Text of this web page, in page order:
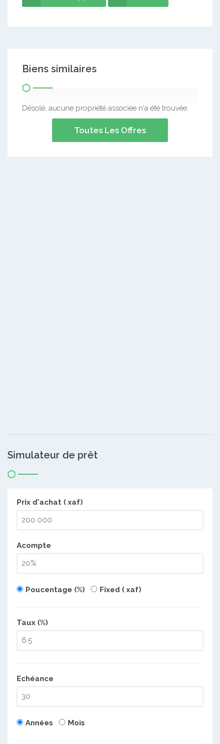
Biens similaires
Désolé, aucune propriété associée n'a été trouvée.
Toutes Les Offres
Simulateur de prêt
Prix d'achat ( xaf)
Acompte
Poucentage (%) Fixed ( xaf)
Taux (%)
Echéance
Années Mois